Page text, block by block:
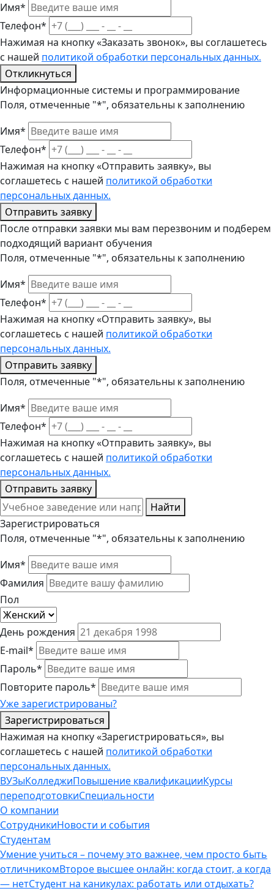
Имя*
Телефон*
Нажимая на кнопку «Заказать звонок», вы соглашетесь
с нашей политикой обработки персональных данных.
Откликнуться
Информационные системы и программирование
Поля, отмеченные "*", обязательны к заполнению
Имя*
Телефон*
Нажимая на кнопку «Отправить заявку», вы
соглашетесь с нашей политикой обработки
персональных данных.
Отправить заявку
После отправки заявки мы вам перезвоним и подберем
подходящий вариант обучения
Поля, отмеченные "*", обязательны к заполнению
Имя*
Телефон*
Нажимая на кнопку «Отправить заявку», вы
соглашетесь с нашей политикой обработки
персональных данных.
Отправить заявку
Поля, отмеченные "*", обязательны к заполнению
Имя*
Телефон*
Нажимая на кнопку «Отправить заявку», вы
соглашетесь с нашей политикой обработки
персональных данных.
Отправить заявку
Найти
Зарегистрироваться
Поля, отмеченные "*", обязательны к заполнению
Имя*
Фамилия
Пол
День рождения
E-mail*
Пароль*
Повторите пароль*
Уже зарегистрированы?
Зарегистрироваться
Нажимая на кнопку «Зарегистрироваться», вы
соглашетесь с нашей политикой обработки
персональных данных.
ВУЗыКолледжиПовышение квалификацииКурсы
переподготовкиСпециальности
О компании
СотрудникиНовости и события
Студентам
Умение учиться – почему это важнее, чем просто быть
отличникомВторое высшее онлайн: когда стоит, а когда
— нетСтудент на каникулах: работать или отдыхать?